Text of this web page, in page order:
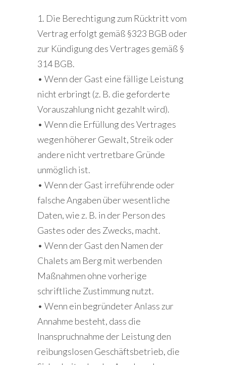
1. Die Berechtigung zum Rücktritt vom
Vertrag erfolgt gemäß §323 BGB oder
zur Kündigung des Vertrages gemäß §
314 BGB.
• Wenn der Gast eine fällige Leistung
nicht erbringt (z. B. die geforderte
Vorauszahlung nicht gezahlt wird).
• Wenn die Erfüllung des Vertrages
wegen höherer Gewalt, Streik oder
andere nicht vertretbare Gründe
unmöglich ist.
• Wenn der Gast irreführende oder
falsche Angaben über wesentliche
Daten, wie z. B. in der Person des
Gastes oder des Zwecks, macht.
• Wenn der Gast den Namen der
Chalets am Berg mit werbenden
Maßnahmen ohne vorherige
schriftliche Zustimmung nutzt.
• Wenn ein begründeter Anlass zur
Annahme besteht, dass die
Inanspruchnahme der Leistung den
reibungslosen Geschäftsbetrieb, die